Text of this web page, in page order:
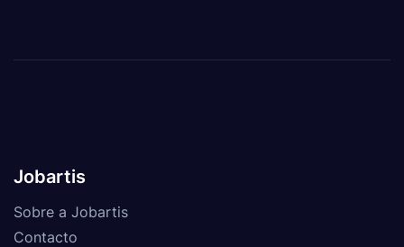
Jobartis
Sobre a Jobartis
Contacto